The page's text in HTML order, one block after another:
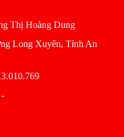
Thị Hoàng Dung
Long Xuyên, Tỉnh An
-